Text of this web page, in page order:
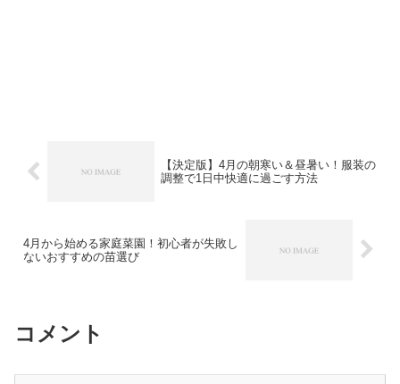
【決定版】4月の朝寒い＆昼暑い！服装の
調整で1日中快適に過ごす方法
4月から始める家庭菜園！初心者が失敗し
ないおすすめの苗選び
コメント